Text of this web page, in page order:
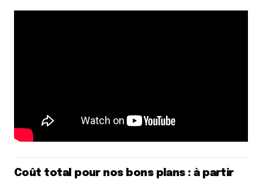
Coût total pour nos bons plans : à partir